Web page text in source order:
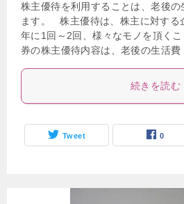
株主優待を利用することは、老後の
ます。 株主優待は、株主に対する
年に1回～2回、様々なモノを頂く
券の株主優待内容は、老後の生活
続きを読む
Tweet 0